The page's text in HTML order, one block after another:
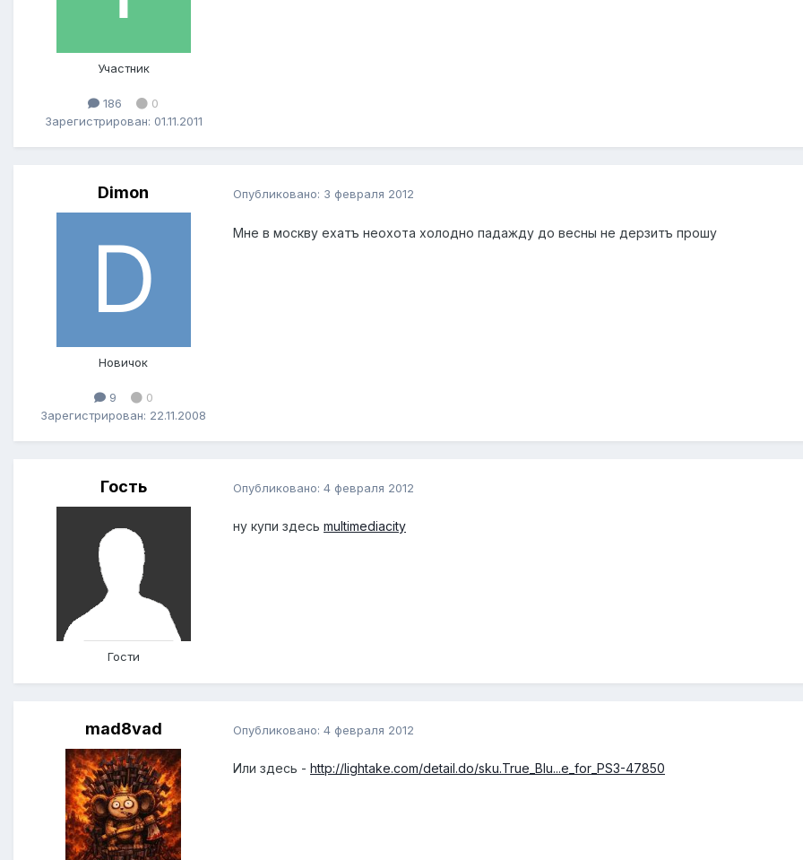
Участник
186
0
Зарегистрирован: 01.11.2011
Dimon
Новичок
9
0
Зарегистрирован: 22.11.2008
Опубликовано: 3 февраля 2012
Мне в москву ехатъ неохота холодно падажду до весны не дерзитъ прошу
Гость
Гости
Опубликовано: 4 февраля 2012
ну купи здесь multimediacity
mad8vad Опубликовано: 4 февраля 2012
Или здесь - http://lightake.com/detail.do/sku.True_Blu...e_for_PS3-47850